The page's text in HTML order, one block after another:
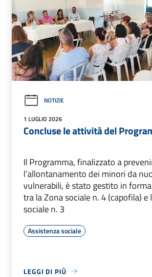
NOTIZIE
1 LUGLIO 2026
Concluse le attività del
Il Programma, finalizzato a
l’allontanamento dei minori da
vulnerabili, è stato gestito in
tra la Zona sociale n. 4 (capofila) e
sociale n. 3
Assistenza sociale
LEGGI DI PIÙ